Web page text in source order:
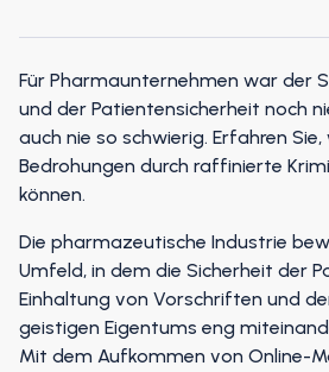
Für Pharmaunternehmen war der
und der Patientensicherheit noch
auch nie so schwierig. Erfahren Sie,
Bedrohungen durch raffinierte
können.
Die pharmazeutische Industrie
Umfeld, in dem die Sicherheit der
Einhaltung von Vorschriften und
geistigen Eigentums eng
Mit dem Aufkommen von Online-